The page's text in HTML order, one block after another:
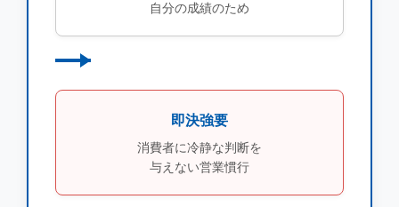
自分の成績のため
即決強要
消費者に冷静な判断を
与えない営業慣行